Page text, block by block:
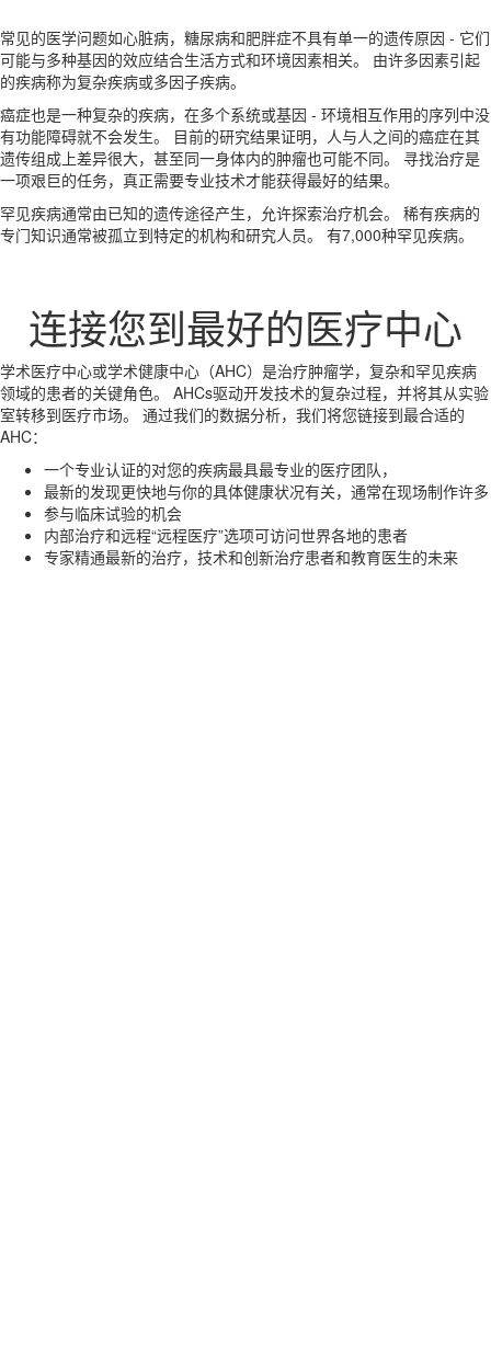
常见的医学问题如心脏病，糖尿病和肥胖症不具有单一的遗传原因 - 它们
可能与多种基因的效应结合生活方式和环境因素相关。 由许多因素引起
的疾病称为复杂疾病或多因子疾病。
癌症也是一种复杂的疾病，在多个系统或基因 - 环境相互作用的序列中没
有功能障碍就不会发生。 目前的研究结果证明，人与人之间的癌症在其
遗传组成上差异很大，甚至同一身体内的肿瘤也可能不同。 寻找治疗是
一项艰巨的任务，真正需要专业技术才能获得最好的结果。
罕见疾病通常由已知的遗传途径产生，允许探索治疗机会。 稀有疾病的
专门知识通常被孤立到特定的机构和研究人员。 有7,000种罕见疾病。
连接您到最好的医疗中心
学术医疗中心或学术健康中心（AHC）是治疗肿瘤学，复杂和罕见疾病
领域的患者的关键角色。 AHCs驱动开发技术的复杂过程，并将其从实验
室转移到医疗市场。 通过我们的数据分析，我们将您链接到最合适的
AHC：
一个专业认证的对您的疾病最具最专业的医疗团队，
最新的发现更快地与你的具体健康状况有关，通常在现场制作许多
参与临床试验的机会
内部治疗和远程“远程医疗”选项可访问世界各地的患者
专家精通最新的治疗，技术和创新治疗患者和教育医生的未来